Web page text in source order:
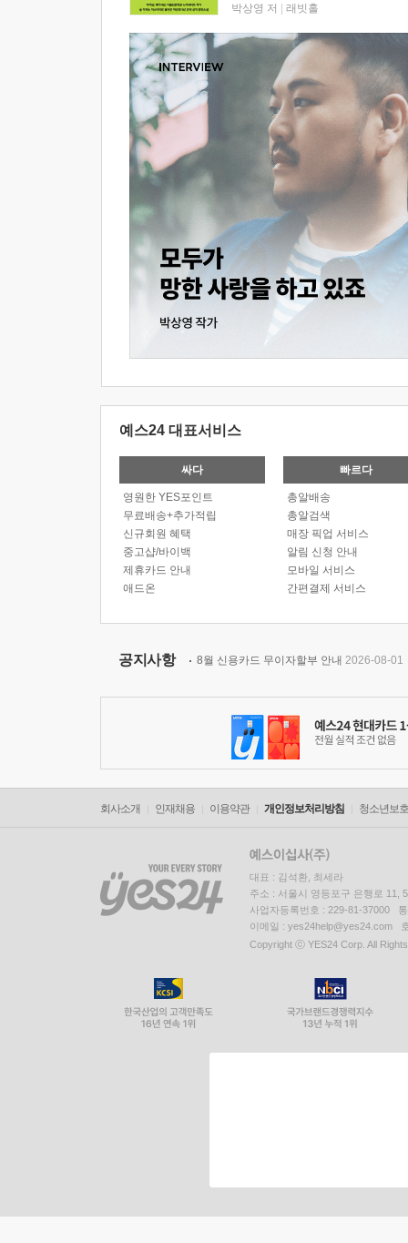
박상영 저 래빗홀
예스24 대표서비스
싸다
영원한 YES포인트
무료배송+추가적립
신규회원 혜택
중고샵/바이백
제휴카드 안내
애드온
빠르다
총알배송
총알검색
매장 픽업 서비스
알림 신청 안내
모바일 서비스
간편결제 서비스
공지사항 8월 신용카드 무이자할부 안내 2026-08-01
회사소개 인재채용 이용약관 개인정보처리방침 청소년보
대표 : 김석환, 최세라
주소 : 서울시 영등포구 은행로 11,
사업자등록번호 : 229-81-37000
이메일 : yes24help@yes24.com
Copyright ⓒ YES24 Corp. All